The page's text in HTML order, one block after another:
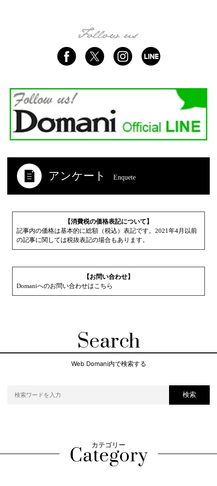
アンケート Enquete
【消費税の価格表記について】
記事内の価格は基本的に総額（税込）表記です。2021年4月以前
の記事に関しては税抜表記の場合もあります。
【お問い合わせ】
Domaniへのお問い合わせはこちら
Search
Web Domani内で検索する
検索
カテゴリー